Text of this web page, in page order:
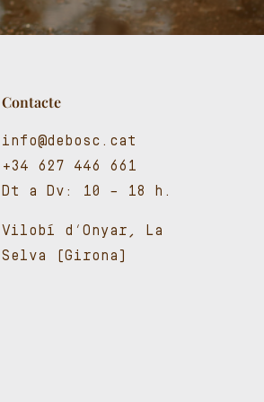
Contacte
info@debosc.cat
+34 627 446 661
Dt a Dv: 10 – 18 h.
Vilobí d’Onyar, La
Selva (Girona)